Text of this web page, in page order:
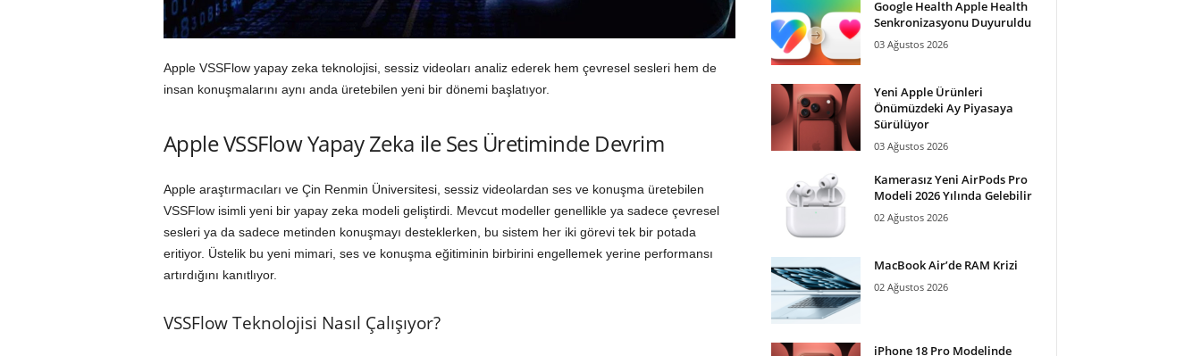
Apple VSSFlow yapay zeka teknolojisi, sessiz videoları analiz ederek hem çevresel sesleri hem de
insan konuşmalarını aynı anda üretebilen yeni bir dönemi başlatıyor.
Apple VSSFlow Yapay Zeka ile Ses Üretiminde Devrim
Apple araştırmacıları ve Çin Renmin Üniversitesi, sessiz videolardan ses ve konuşma üretebilen
VSSFlow isimli yeni bir yapay zeka modeli geliştirdi. Mevcut modeller genellikle ya sadece çevresel
sesleri ya da sadece metinden konuşmayı desteklerken, bu sistem her iki görevi tek bir potada
eritiyor. Üstelik bu yeni mimari, ses ve konuşma eğitiminin birbirini engellemek yerine performansı
artırdığını kanıtlıyor.
VSSFlow Teknolojisi Nasıl Çalışıyor?
Google Health Apple Health
Senkronizasyonu Duyuruldu
03 Ağustos 2026
Yeni Apple Ürünleri
Önümüzdeki Ay Piyasaya
Sürülüyor
03 Ağustos 2026
Kamerasız Yeni AirPods Pro
Modeli 2026 Yılında Gelebilir
02 Ağustos 2026
MacBook Air’de RAM Krizi
02 Ağustos 2026
iPhone 18 Pro Modelinde